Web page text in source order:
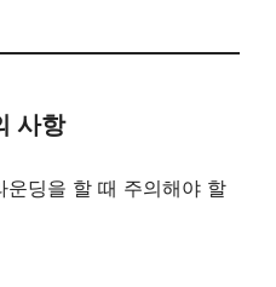
사항
운딩을 할 때 주의해야 할